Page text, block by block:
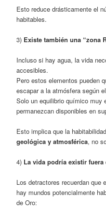
Esto reduce drásticamente el
habitables.
3) Existe también una “zona
Incluso si hay agua, la vida
accesibles.
Pero estos elementos pueden
escapar a la atmósfera según
Solo un equilibrio químico muy
permanezcan disponibles en
Esto implica que la
geológica y atmosférica, no
4) La vida podría existir
Los detractores recuerdan que
hay mundos potencialmente
de Oro: